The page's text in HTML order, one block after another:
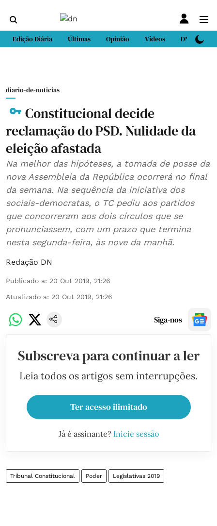
Edição Diária Últimas Opinião Vídeos DN Sport
diario-de-noticias
Constitucional decide
reclamação do PSD. Nulidade da
eleição afastada
Na melhor das hipóteses, a tomada de posse da
nova Assembleia da República ocorrerá no final
da semana. Na sequência da iniciativa dos
sociais-democratas, o TC pediu aos partidos
que concorreram aos dois círculos que se
pronunciassem, com um prazo que termina
nesta segunda-feira, às nove da manhã.
Redação DN
Publicado a: 20 Out 2019, 21:26
Atualizado a: 20 Out 2019, 21:26
Siga-nos
Subscreva para continuar a ler
Leia todos os artigos sem interrupções.
Ter acesso ilimitado
Já é assinante? Inicie sessão
Tribunal Constitucional Poder Legislativas 2019